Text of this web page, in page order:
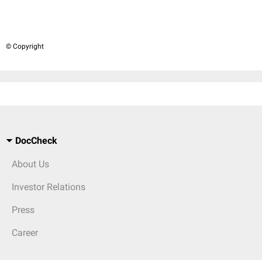
© Copyright
DocCheck
About Us
Investor Relations
Press
Career